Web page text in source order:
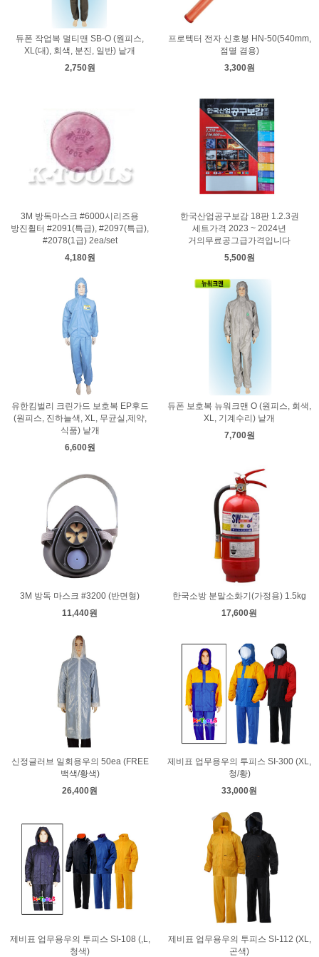
듀폰 작업복 멀티맨 SB-O (원피스,
XL(대), 회색, 분진, 일반) 낱개
2,750원
프로텍터 전자 신호봉 HN-50(540mm,
점멸 겸용)
3,300원
3M 방독마스크 #6000시리즈용
방진휠터 #2091(특급), #2097(특급),
#2078(1급) 2ea/set
4,180원
한국산업공구보감 18판 1.2.3권
세트가격 2023 ~ 2024년
거의무료공그급가격입니다
5,500원
유한킴벌리 크린가드 보호복 EP후드
(원피스, 진하늘색, XL, 무균실,제약,
식품) 낱개
6,600원
듀폰 보호복 뉴워크맨 O (원피스, 회색,
XL, 기계수리) 낱개
7,700원
3M 방독 마스크 #3200 (반면형)
11,440원
한국소방 분말소화기(가정용) 1.5kg
17,600원
신정글러브 일회용우의 50ea (FREE
백색/황색)
26,400원
제비표 업무용우의 투피스 SI-300 (XL,
청/황)
33,000원
제비표 업무용우의 투피스 SI-108 (,L,
청색)
제비표 업무용우의 투피스 SI-112 (XL,
곤색)